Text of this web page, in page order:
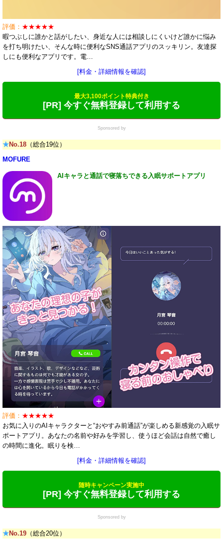
評価： ★★★★★
暇つぶしに誰かと話がしたい、身近な人には相談しにくいけど誰かに悩み
を打ち明けたい、そんな時に便利なSNS通話アプリのスッキリン。友達探
しにも便利なアプリです。電…
[料金・詳細情報を確認]
最大3,100ポイント特典付き
[PR] 今すぐ無料登録して利用する
Sponsored by
★No.18 （総合19位）
MOFURE
AIキャラと通話で寝落ちできる入眠サポートアプリ
評価： ★★★★★
お気に入りのAIキャラクターと“おやすみ前通話”が楽しめる新感覚の入眠サ
ポートアプリ。あなたの名前や好みを学習し、使うほど会話は自然で癒し
の時間に進化。眠りを検…
[料金・詳細情報を確認]
随時キャンペーン実施中
[PR] 今すぐ無料登録して利用する
Sponsored by
★No.19 （総合20位）